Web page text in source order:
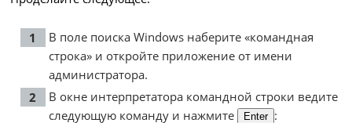
В поле поиска Windows наберите «командная
строка» и откройте приложение от имени
администратора.
В окне интерпретатора командной строки ведите
следующую команду и нажмите
Enter :